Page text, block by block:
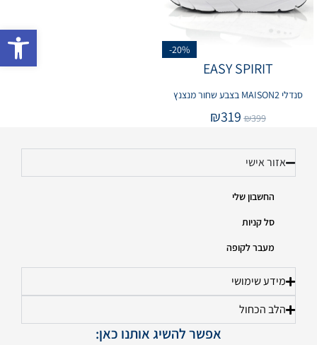
-20%
EASY SPIRIT
סנדלי MAISON2 בצבע שחור מנצנץ
₪399
₪319
אזור אישי
החשבון שלי
סל קניות
מעבר לקופה
מידע שימושי
הלב הכחול
אפשר להשיג אותנו כאן: